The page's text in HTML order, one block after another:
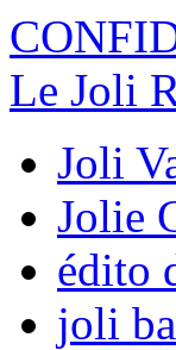
Le Joli
Joli
Jolie
édito
joli